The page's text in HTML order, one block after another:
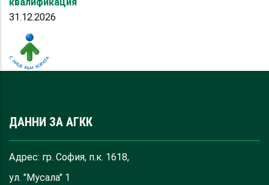
31.12.2026
ДАННИ ЗА АГКК
Адрес: гр. София, п.к. 1618,
ул. "Мусала" 1